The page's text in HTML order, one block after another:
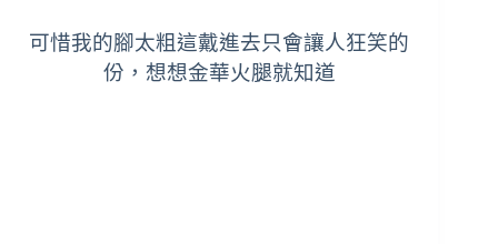
可惜我的腳太粗這戴進去只會讓人狂笑的
份，想想金華火腿就知道